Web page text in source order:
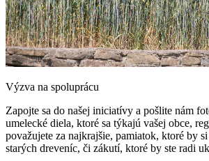
Výzva na spoluprácu
Zapojte sa do našej iniciatívy a pošlite nám
umelecké diela, ktoré sa týkajú vašej obce,
považujete za najkrajšie, pamiatok, ktoré by
starých dreveníc, či zákutí, ktoré by ste radi